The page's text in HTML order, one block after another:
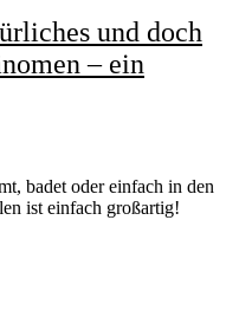
und doch
– ein
badet oder einfach in den
ist einfach großartig!